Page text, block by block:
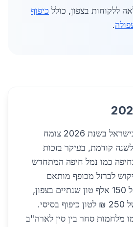
ללקוחות בצפון, כולל כיפוף
.
שוק כיפוף הברזל בישראל בשנת 2026 צומח
לשנה קודמת, בעיקר בזכות
כמו נמל חיפה המתחדש
לברזל מכופף מותאם
לפרויקטים עומד על 150 אלף טון שנתיים בצפון,
עם מחיר ממוצע של 250 ₪ לטון כיפוף בסיסי.
מלחמות סחר בין סין לארה"ב